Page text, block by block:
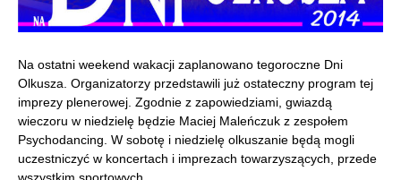
Na ostatni weekend wakacji zaplanowano tegoroczne Dni
Olkusza. Organizatorzy przedstawili już ostateczny program tej
imprezy plenerowej. Zgodnie z zapowiedziami, gwiazdą
wieczoru w niedzielę będzie Maciej Maleńczuk z zespołem
Psychodancing. W sobotę i niedzielę olkuszanie będą mogli
uczestniczyć w koncertach i imprezach towarzyszących, przede